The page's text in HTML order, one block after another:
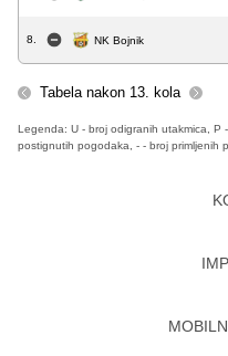
8. NK Bojnik
Tabela nakon 13. kola
Legenda: U - broj odigranih utakmica, P
postignutih pogodaka, - - broj primljenih